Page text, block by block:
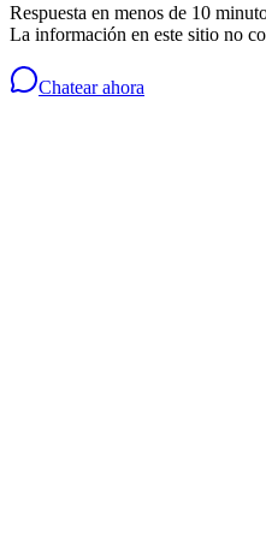
Respuesta en menos de 10
La información en este sitio no
Chatear ahora